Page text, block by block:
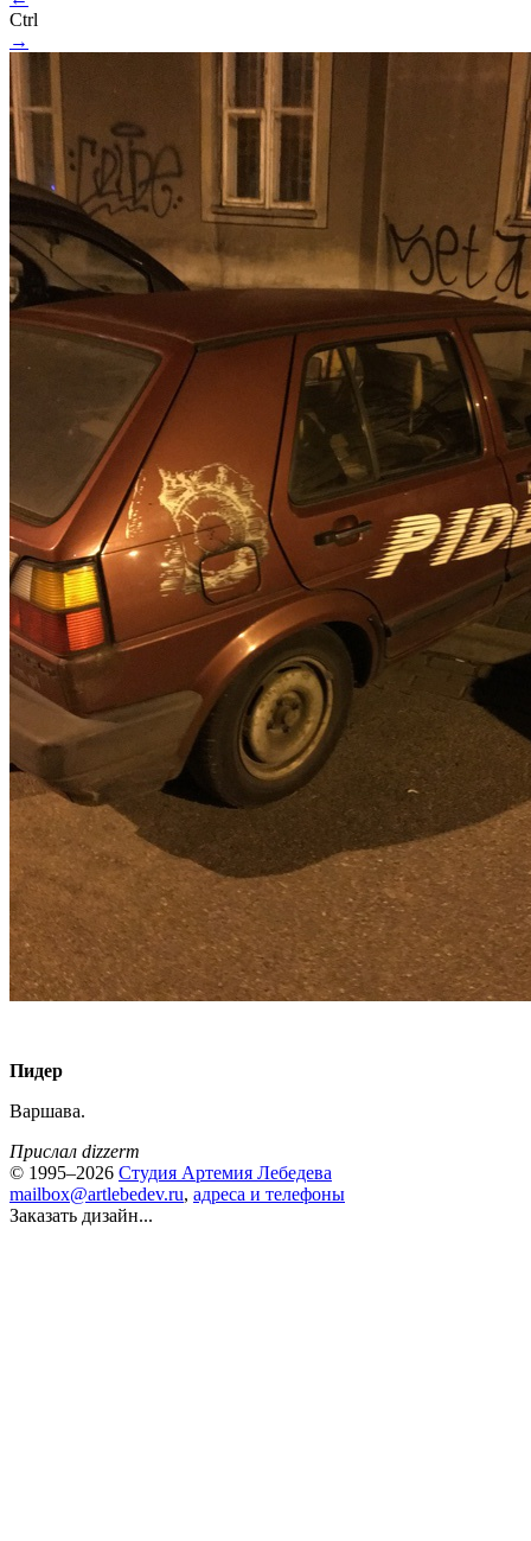
Ctrl
→
Пидер
Варшава.
Прислал dizzerm
© 1995–2026 Студия Артемия Лебедева
mailbox@artlebedev.ru, адреса и телефоны
Заказать дизайн...